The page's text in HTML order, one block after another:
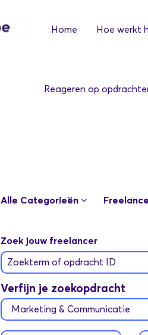
Home Hoe werkt
Reageren op
Alle Categorieën
Zoek jouw freelancer
Zoekterm of opdracht ID
Verfijn je zoekopdracht